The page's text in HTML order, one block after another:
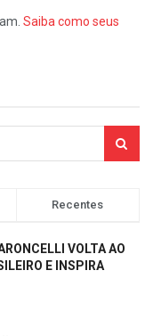
Saiba como seus
Recentes
VOLTA AO
E INSPIRA